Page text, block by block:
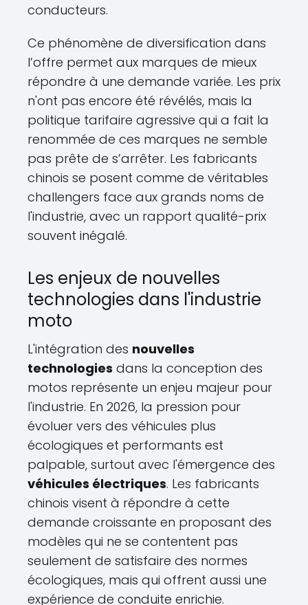
conducteurs.
Ce phénomène de diversification dans
l’offre permet aux marques de mieux
répondre à une demande variée. Les prix
n'ont pas encore été révélés, mais la
politique tarifaire agressive qui a fait la
renommée de ces marques ne semble
pas prête de s’arrêter. Les fabricants
chinois se posent comme de véritables
challengers face aux grands noms de
l'industrie, avec un rapport qualité-prix
souvent inégalé.
Les enjeux de nouvelles
technologies dans l'industrie
moto
L'intégration des nouvelles
technologies dans la conception des
motos représente un enjeu majeur pour
l'industrie. En 2026, la pression pour
évoluer vers des véhicules plus
écologiques et performants est
palpable, surtout avec l'émergence des
véhicules électriques. Les fabricants
chinois visent à répondre à cette
demande croissante en proposant des
modèles qui ne se contentent pas
seulement de satisfaire des normes
écologiques, mais qui offrent aussi une
expérience de conduite enrichie.